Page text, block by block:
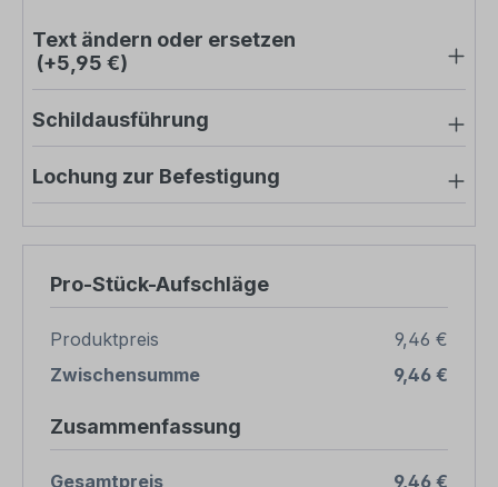
Text ändern oder ersetzen
(+5,95 €)
Schildausführung
Lochung zur Befestigung
Pro-Stück-Aufschläge
Produktpreis
9,46 €
Zwischensumme
9,46 €
Zusammenfassung
Gesamtpreis
9,46 €